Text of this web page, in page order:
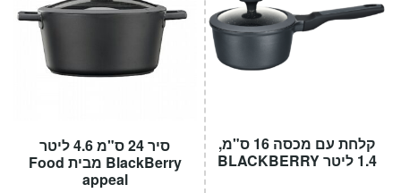
סיר 24 ס"מ 4.6 ליטר
BlackBerry מבית Food
appeal
קלחת עם מכסה 16 ס"מ,
1.4 ליטר BLACKBERRY